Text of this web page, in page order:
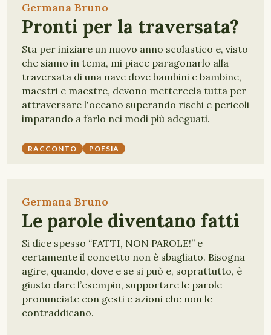
Germana Bruno
Pronti per la traversata?
Sta per iniziare un nuovo anno scolastico e, visto
che siamo in tema, mi piace paragonarlo alla
traversata di una nave dove bambini e bambine,
maestri e maestre, devono mettercela tutta per
attraversare l'oceano superando rischi e pericoli
imparando a farlo nei modi più adeguati.
RACCONTO POESIA
Germana Bruno
Le parole diventano fatti
Si dice spesso “FATTI, NON PAROLE!” e
certamente il concetto non è sbagliato. Bisogna
agire, quando, dove e se si può e, soprattutto, è
giusto dare l’esempio, supportare le parole
pronunciate con gesti e azioni che non le
contraddicano.